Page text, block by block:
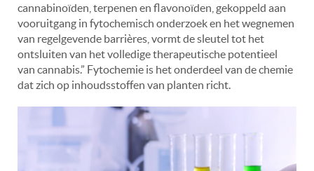
cannabinoïden, terpenen en flavonoïden, gekoppeld aan
vooruitgang in fytochemisch onderzoek en het wegnemen
van regelgevende barrières, vormt de sleutel tot het
ontsluiten van het volledige therapeutische potentieel
van cannabis.” Fytochemie is het onderdeel van de chemie
dat zich op inhoudsstoffen van planten richt.